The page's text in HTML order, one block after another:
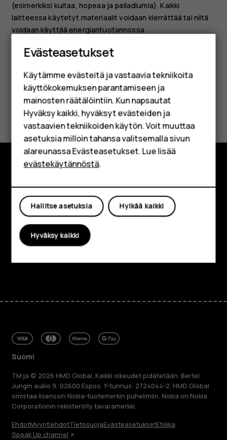
Älypuhelimet
Perinteiset puhelimet
Lisävarusteet
HMD Terra M
Yrityksille
Tabletit
Shop
(esimerkiksi kultaa, hopeaa ja palladiumia). Kaikki
laitteessa käytetyt materiaalit voidaan kierrättää tai niitä
voidaan käyttää energiantuotannossa.
Oliko tästä apua?
Kyllä Ei
Tietoa meistä
Planet and people
Tuki
FacebookInstagram
TiktokYoutubeLinkedinDiscord
Suomi
TM ja © 2026 HMD Global. Kaikki oikeudet pidätetään. Bertel
Jungin aukio 9, 02600 Espoo. Y-tunnus: 2724044-2. HMD Global
omistaa lisenssin Nokia-tuotemerkin puhelimiin. Nokia on Nokia
Corporationin rekisteröity tavaramerkki.
EhdotMyyntiehdotTietosuojaEvästeasetuksetEtiikka
Speak Up channel
Evästeasetukset
Käytämme evästeitä ja vastaavia tekniikoita
käyttökokemuksen parantamiseen ja
mainosten räätälöintiin. Kun napsautat
Hyväksy kaikki, hyväksyt evästeiden ja
vastaavien tekniikoiden käytön. Voit muuttaa
asetuksia milloin tahansa valitsemalla sivun
alareunassa Evästeasetukset. Lue lisää
evästekäytännöstä.
Hylkää kaikki
Hallitse asetuksia
Hyväksy kaikki